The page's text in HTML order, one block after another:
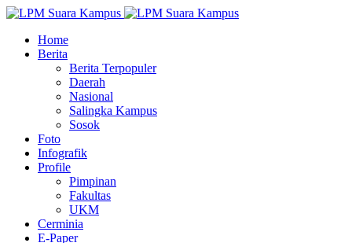
Home
Berita
Berita Terpopuler
Daerah
Nasional
Salingka Kampus
Sosok
Foto
Infografik
Profile
Pimpinan
Fakultas
UKM
Cerminia
E-Paper